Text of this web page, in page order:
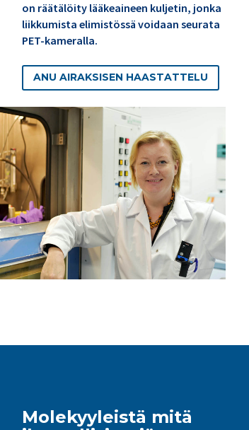
on räätälöity lääkeaineen kuljetin, jonka
liikkumista elimistössä voidaan seurata
PET-kameralla.
ANU AIRAKSISEN HAASTATTELU
Molekyyleistä mitä